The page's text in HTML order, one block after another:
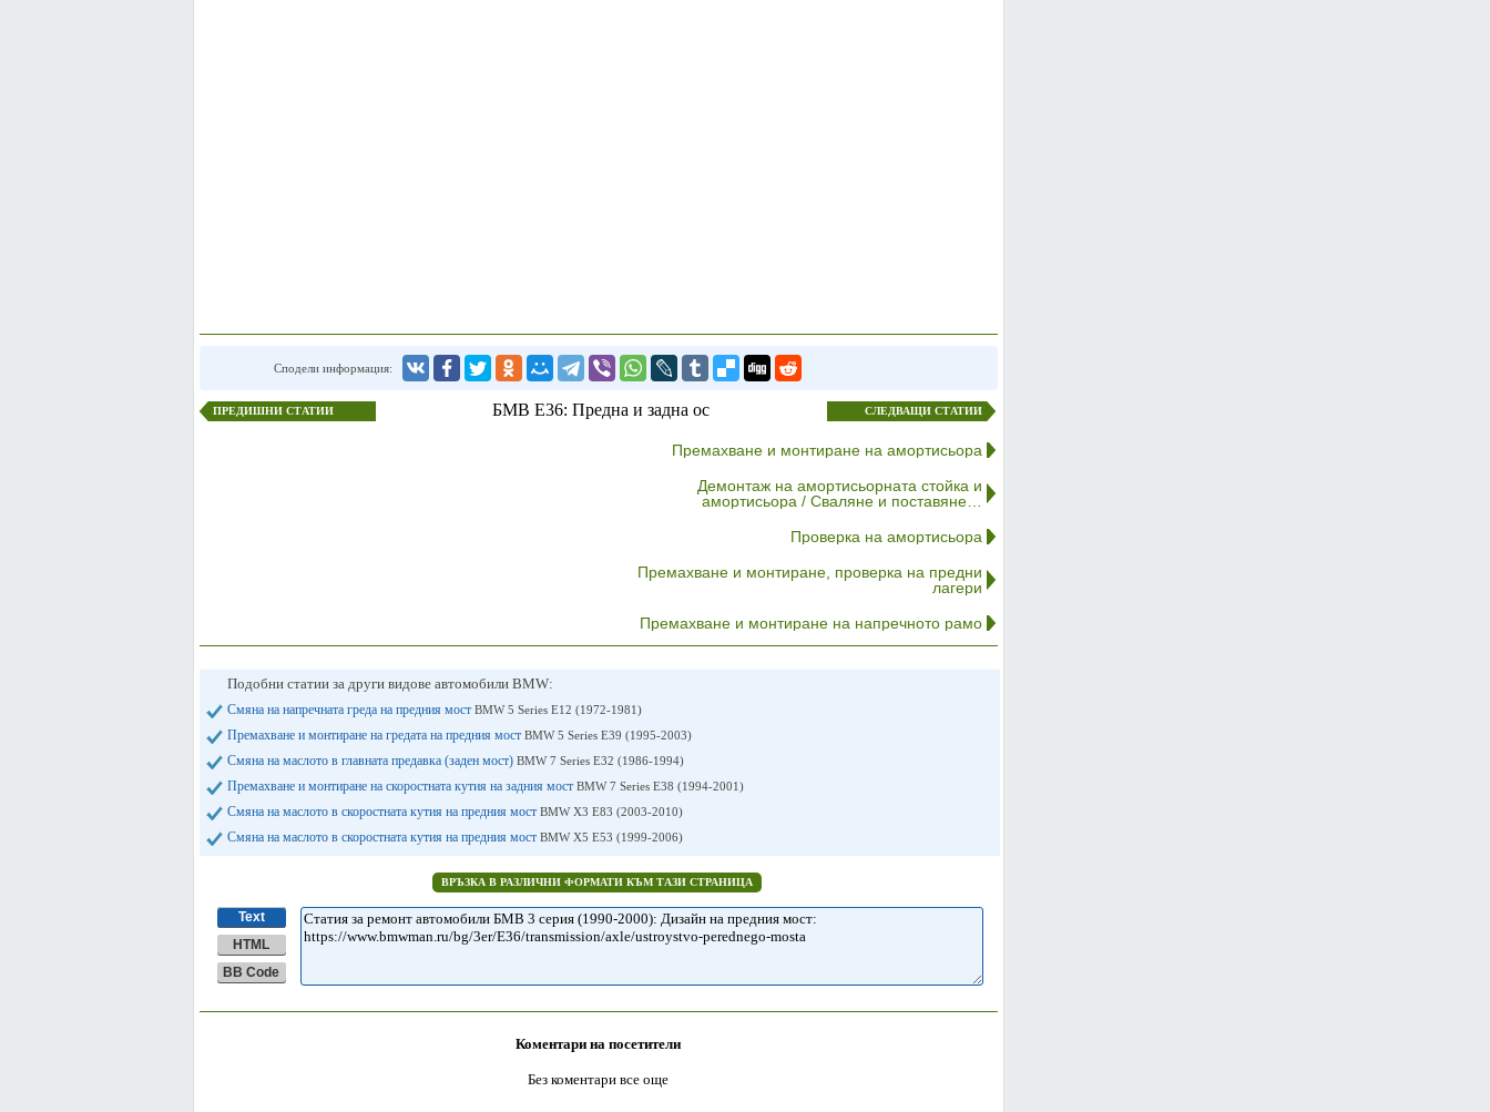
Сподели информация:
ПРЕДИШНИ СТАТИИ БМВ E36: Предна и задна ос СЛЕДВАЩИ СТАТИИ
Премахване и монтиране на амортисьора
Демонтаж на амортисьорната стойка и
амортисьора / Сваляне и поставяне…
Проверка на амортисьора
Премахване и монтиране, проверка на предни
лагери
Премахване и монтиране на напречното рамо
Подобни статии за други видове автомобили BMW:
Смяна на напречната греда на предния мост BMW 5 Series E12 (1972-1981)
Премахване и монтиране на гредата на предния мост BMW 5 Series E39 (1995-2003)
Смяна на маслото в главната предавка (заден мост) BMW 7 Series E32 (1986-1994)
Премахване и монтиране на скоростната кутия на задния мост BMW 7 Series E38 (1994-2001)
Смяна на маслото в скоростната кутия на предния мост BMW X3 Е83 (2003-2010)
Смяна на маслото в скоростната кутия на предния мост BMW X5 E53 (1999-2006)
ВРЪЗКА В РАЗЛИЧНИ ФОРМАТИ КЪМ ТАЗИ СТРАНИЦА
Text
HTML
BB Code
Коментари на посетители
Без коментари все още